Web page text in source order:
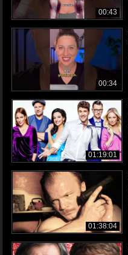
00:43
00:34
01:19:01
01:38:04